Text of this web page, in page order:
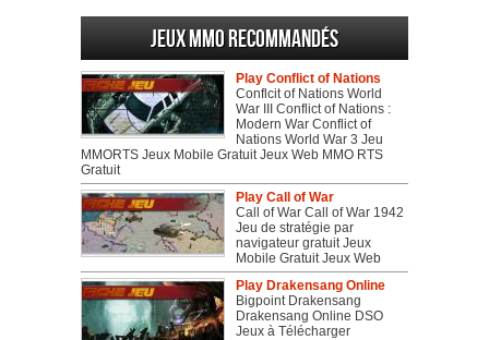
Jeux MMO recommandés
Play Conflict of Nations
Conflcit of Nations World
War III Conflict of Nations :
Modern War Conflict of
Nations World War 3 Jeu
MMORTS Jeux Mobile Gratuit Jeux Web MMO RTS
Gratuit
Play Call of War
Call of War Call of War 1942
Jeu de stratégie par
navigateur gratuit Jeux
Mobile Gratuit Jeux Web
Play Drakensang Online
Bigpoint Drakensang
Drakensang Online DSO
Jeux à Télécharger